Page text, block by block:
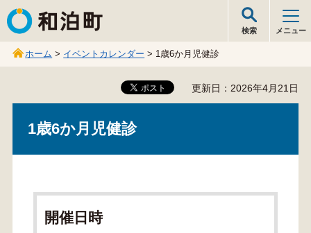
和泊町
検索 メニュー
ホーム > イベントカレンダー > 1歳6か月児健診
更新日：2026年4月21日
1歳6か月児健診
開催日時